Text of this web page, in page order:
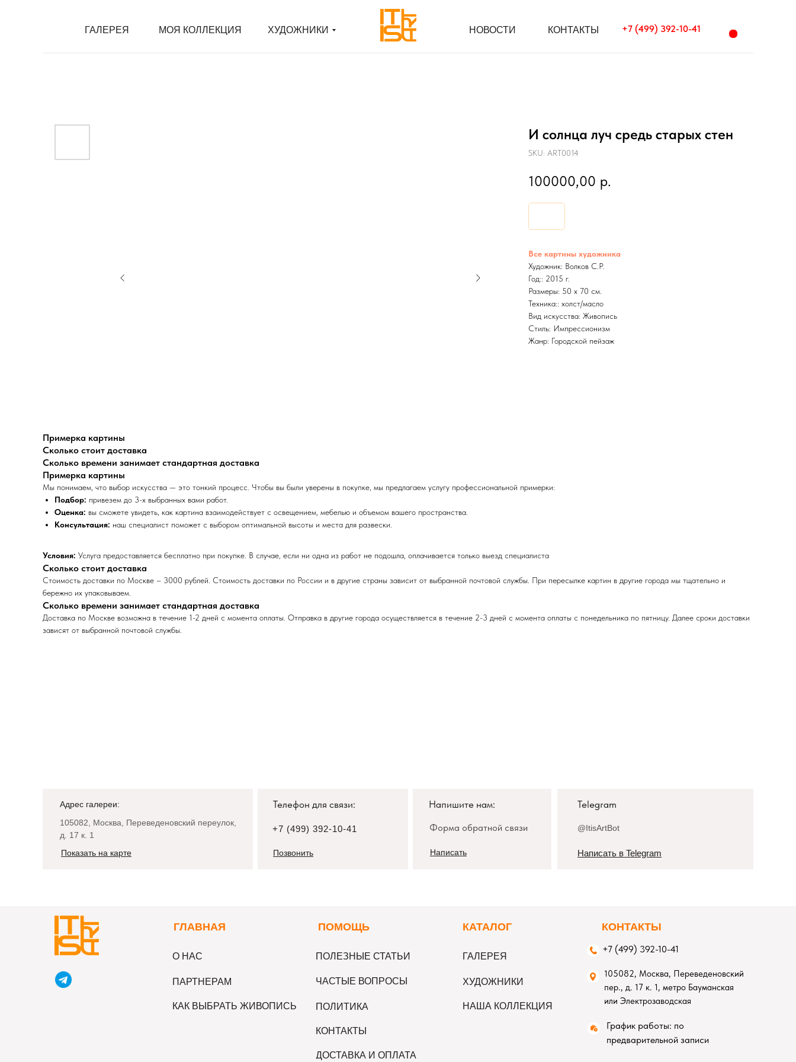
ГАЛЕРЕЯ ХУДОЖНИКИ
МОЯ КОЛЛЕКЦИЯ КОНТАКТЫ
НОВОСТИ +7 (499) 392-10-41
ГАЛЕРЕЯ ХУДОЖНИКИ
МОЯ КОЛЛЕКЦИЯ КОНТАКТЫ
НОВОСТИ +7 (499) 392-10-41
И солнца луч средь старых стен
SKU: ART0014
100000,00 р.
Все картины художника
Художник: Волков С.Р.
Год:: 2015 г.
Размеры: 50 x 70 см.
Техника:: холст/масло
Вид искусства: Живопись
Стиль: Импрессионизм
Жанр: Городской пейзаж
Примерка картины
Сколько стоит доставка
Сколько времени занимает стандартная доставка
Примерка картины
Мы понимаем, что выбор искусства — это тонкий процесс. Чтобы вы были уверены в покупке, мы предлагаем услугу профессиональной примерки:
Подбор: привезем до 3-х выбранных вами работ.
Оценка: вы сможете увидеть, как картина взаимодействует с освещением, мебелью и объемом вашего пространства.
Консультация: наш специалист поможет с выбором оптимальной высоты и места для развески.
Условия: Услуга предоставляется бесплатно при покупке. В случае, если ни одна из работ не подошла, оплачивается только выезд специалиста
Сколько стоит доставка
Стоимость доставки по Москве – 3000 рублей. Стоимость доставки по России и в другие страны зависит от выбранной почтовой службы. При пересылке картин в другие города мы тщательно и
бережно их упаковываем.
Сколько времени занимает стандартная доставка
Доставка по Москве возможна в течение 1-2 дней с момента оплаты. Отправка в другие города осуществляется в течение 2-3 дней с момента оплаты с понедельника по пятницу. Далее сроки доставки
зависят от выбранной почтовой службы.
Адрес галереи: Телефон для связи: Напишите нам: Telegram
105082, Москва, Переведеновский переулок,
д. 17 к. 1
Показать на карте
+7 (499) 392-10-41
Позвонить Написать Написать в Telegram
Форма обратной связи @ItisArtBot
О НАС ГАЛЕРЕЯ
ГЛАВНАЯ КОНТАКТЫ
КАТАЛОГ
ПОМОЩЬ
ХУДОЖНИКИ
ЧАСТЫЕ ВОПРОСЫ
ПОЛЕЗНЫЕ СТАТЬИ
КАК ВЫБРАТЬ ЖИВОПИСЬ
ПАРТНЕРАМ
КОНТАКТЫ
ДОСТАВКА И ОПЛАТА
ПОЛИТИКА НАША КОЛЛЕКЦИЯ
105082, Москва, Переведеновский
пер., д. 17 к. 1, метро Бауманская
или Электрозаводская
+7 (499) 392-10-41
График работы: по
предварительной записи